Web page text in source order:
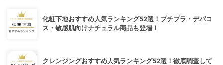
化粧下地おすすめ人気ランキング52選！プチプラ・デパコ
ス・敏感肌向けナチュラル商品も登場！
クレンジングおすすめ人気ランキング52選！徹底調査して